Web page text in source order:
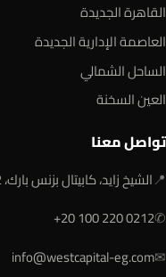
القاهرة الجديدة
العاصمة الإدارية الجديدة
الساحل الشمالي
العين السخنة
تواصل معنا
📍الشيخ زايد، كابيتال بزنس بارك، B2
✆
+20 100 220 0212
✉
info@westcapital-eg.com